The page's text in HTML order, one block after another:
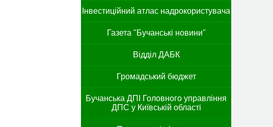
Інвестиційний атлас надрокористувача
Газета "Бучанські новини"
Відділ ДАБК
Громадський бюджет
Бучанська ДПІ Головного управління
ДПС у Київській області